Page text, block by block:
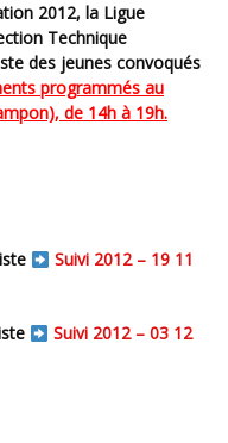
2012, la Ligue
Technique
des jeunes convoqués
programmés au
de 14h à 19h.
Suivi 2012 – 19 11
Suivi 2012 – 03 12